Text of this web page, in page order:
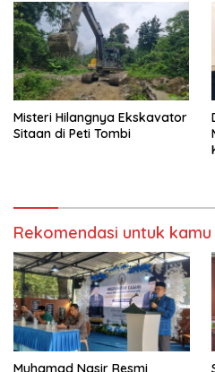
Misteri Hilangnya Ekskavator
Sitaan di Peti Tombi
Rekomendasi untuk kamu
Muhamad Nasir Resmi